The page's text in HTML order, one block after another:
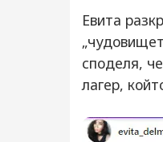
Евита
споделя,
лагер,